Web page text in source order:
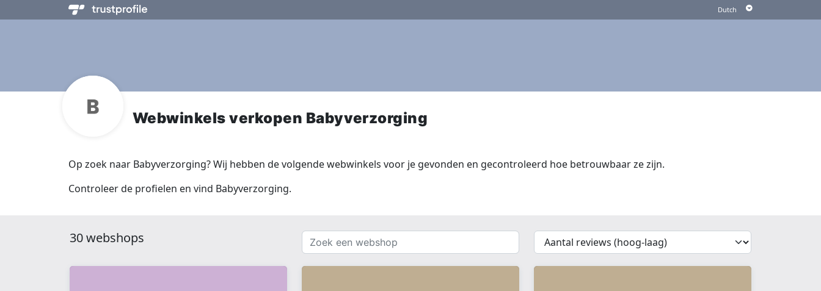
Webwinkels verkopen Babyverzorging
Op zoek naar Babyverzorging? Wij hebben de volgende webwinkels voor je gevonden en gecontroleerd hoe betrouwbaar ze zijn.
Controleer de profielen en vind Babyverzorging.
30 webshops
Zoek
een
webshop
{{
__('Sort')
}}